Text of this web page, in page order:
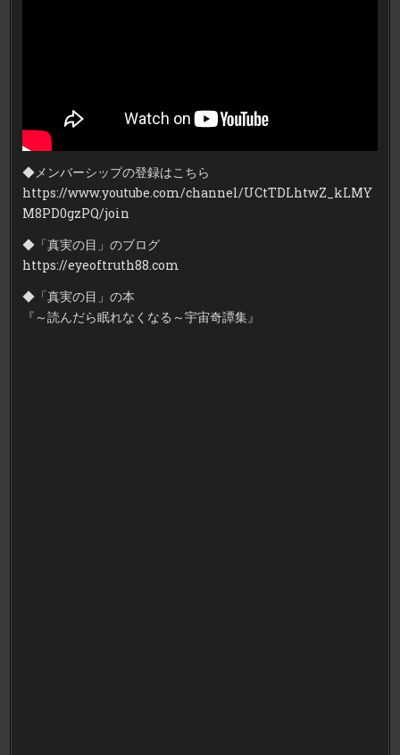
年
れ
◆メンバーシップの登録はこちら
https://www.youtube.com/channel/UCtTDLhtwZ_kLMY
M8PD0gzPQ/join
◆「真実の目」のブログ
https://eyeoftruth88.com
◆「真実の目」の本
『～読んだら眠れなくなる～宇宙奇譚集』